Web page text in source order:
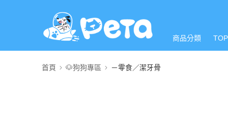
商品分類
首頁 🐶狗狗專區 －零食／潔牙骨